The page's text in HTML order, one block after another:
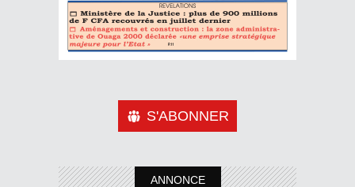
S'ABONNER
ANNONCE